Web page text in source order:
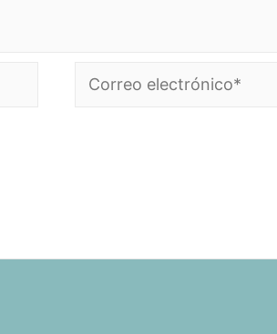
Correo